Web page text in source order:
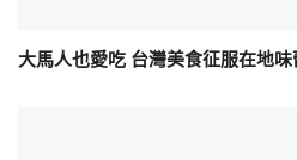
大馬人也愛吃 台灣美食征服在地